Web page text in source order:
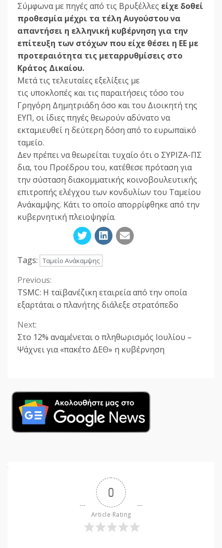
Σύμφωνα με πηγές από τις Βρυξέλλες είχε δοθεί
προθεσμία μέχρι τα τέλη Αυγούστου να
απαντήσει η ελληνική κυβέρνηση για την
επίτευξη των στόχων που είχε θέσει η ΕΕ με
προτεραιότητα τις μεταρρυθμίσεις στο
Κράτος Δικαίου.
Μετά τις τελευταίες εξελίξεις με
τις υποκλοπές και τις παραιτήσεις τόσο του
Γρηγόρη Δημητριάδη όσο και του Διοικητή της
ΕΥΠ, οι ίδιες πηγές θεωρούν αδύνατο να
εκταμιευθεί η δεύτερη δόση από το ευρωπαϊκό
ταμείο.
Δεν πρέπει να θεωρείται τυχαίο ότι ο ΣΥΡΙΖΑ-ΠΣ
δια, του Προέδρου του, κατέθεσε πρόταση για
την σύσταση διακομματικής κοινοβουλευτικής
επιτροπής ελέγχου των κονδυλίων του Ταμείου
Ανάκαμψης. Κάτι το οποίο απορρίφθηκε από την
κυβερνητική πλειοψηφία.
Tags: Ταμείο Ανάκαμψης
Continue
Reading
Previous:
TSMC: Η ταϊβανέζικη εταιρεία από την οποία
εξαρτάται ο πλανήτης διάλεξε στρατόπεδο
Next:
Στο 12% αναμένεται ο πληθωρισμός Ιουλίου –
Ψάχνει για «πακέτο ΔΕΘ» η κυβέρνηση
0
Article Rating